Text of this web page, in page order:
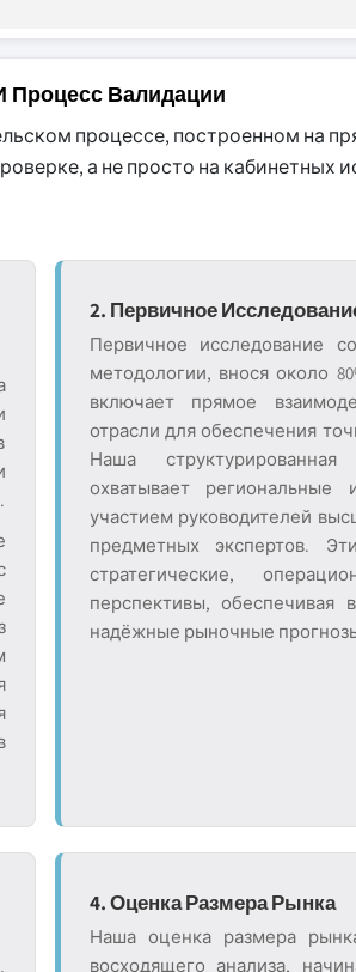
Процесс Валидации
процессе, построенном на
а не просто на кабинетных
2. Первичное
Первичное исследование
методологии, внося около
включает прямое
отрасли для обеспечения
Наша
охватывает
участием руководителей
предметных экспертов.
стратегические,
перспективы, обеспечивая
надёжные рыночные
4. Оценка Размера Рынка
Наша оценка размера
восходящего анализа,